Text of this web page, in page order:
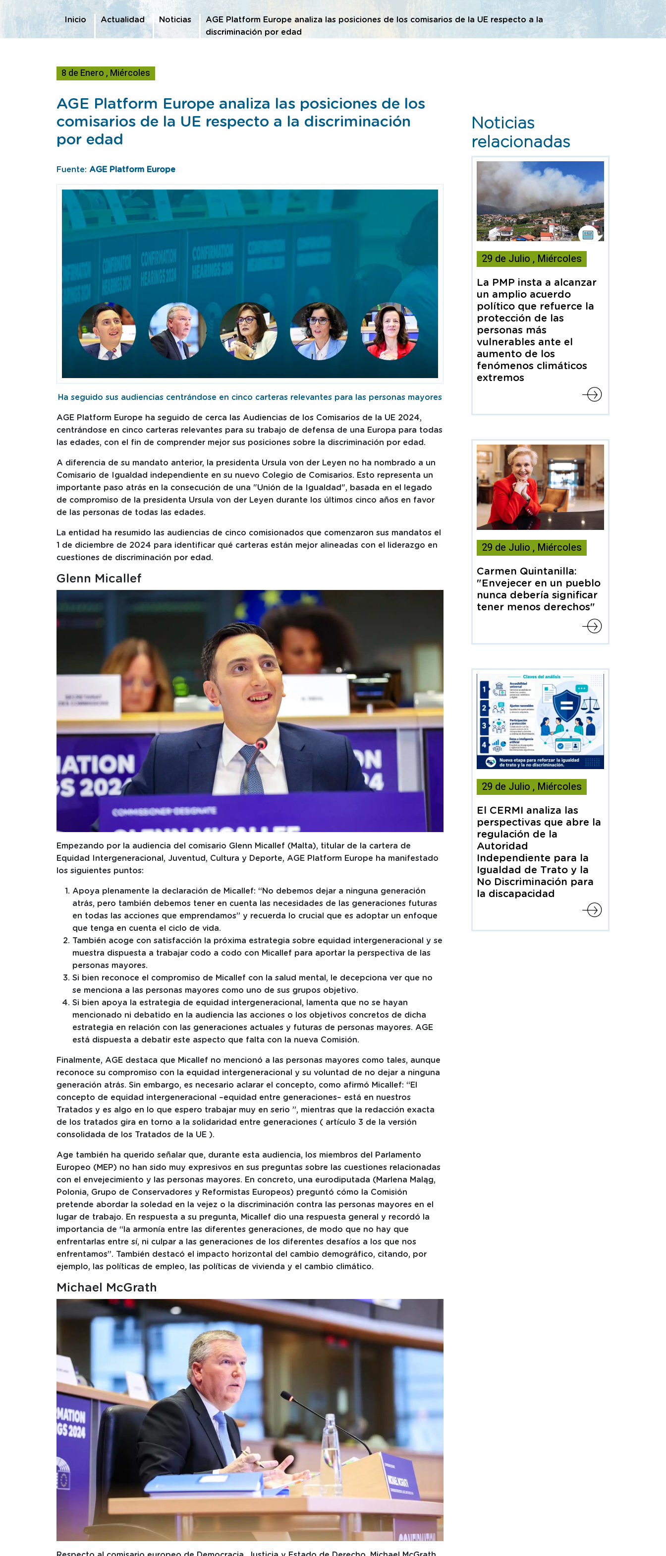
Te encuentras en
Inicio Actualidad Noticias
AGE Platform Europe analiza las posiciones de los comisarios de la UE respecto a la
discriminación por edad
8 de Enero, Miércoles
AGE Platform Europe analiza las posiciones de los
comisarios de la UE respecto a la discriminación
por edad
Fuente: AGE Platform Europe
Ha seguido sus audiencias centrándose en cinco carteras relevantes para las personas mayores
AGE Platform Europe ha seguido de cerca las Audiencias de los Comisarios de la UE 2024,
centrándose en cinco carteras relevantes para su trabajo de defensa de una Europa para todas
las edades, con el fin de comprender mejor sus posiciones sobre la discriminación por edad.
A diferencia de su mandato anterior, la presidenta Ursula von der Leyen no ha nombrado a un
Comisario de Igualdad independiente en su nuevo Colegio de Comisarios. Esto representa un
importante paso atrás en la consecución de una "Unión de la Igualdad", basada en el legado
de compromiso de la presidenta Ursula von der Leyen durante los últimos cinco años en favor
de las personas de todas las edades.
La entidad ha resumido las audiencias de cinco comisionados que comenzaron sus mandatos el
1 de diciembre de 2024 para identificar qué carteras están mejor alineadas con el liderazgo en
cuestiones de discriminación por edad.
Glenn Micallef
Empezando por la audiencia del comisario Glenn Micallef (Malta), titular de la cartera de
Equidad Intergeneracional, Juventud, Cultura y Deporte, AGE Platform Europe ha manifestado
los siguientes puntos:
Apoya plenamente la declaración de Micallef: “No debemos dejar a ninguna generación
atrás, pero también debemos tener en cuenta las necesidades de las generaciones futuras
en todas las acciones que emprendamos” y recuerda lo crucial que es adoptar un enfoque
que tenga en cuenta el ciclo de vida.
También acoge con satisfacción la próxima estrategia sobre equidad intergeneracional y se
muestra dispuesta a trabajar codo a codo con Micallef para aportar la perspectiva de las
personas mayores.
Si bien reconoce el compromiso de Micallef con la salud mental, le decepciona ver que no
se menciona a las personas mayores como uno de sus grupos objetivo.
Si bien apoya la estrategia de equidad intergeneracional, lamenta que no se hayan
mencionado ni debatido en la audiencia las acciones o los objetivos concretos de dicha
estrategia en relación con las generaciones actuales y futuras de personas mayores. AGE
está dispuesta a debatir este aspecto que falta con la nueva Comisión.
Finalmente, AGE destaca que Micallef no mencionó a las personas mayores como tales, aunque
reconoce su compromiso con la equidad intergeneracional y su voluntad de no dejar a ninguna
generación atrás. Sin embargo, es necesario aclarar el concepto, como afirmó Micallef: “El
concepto de equidad intergeneracional –equidad entre generaciones– está en nuestros
Tratados y es algo en lo que espero trabajar muy en serio ”, mientras que la redacción exacta
de los tratados gira en torno a la solidaridad entre generaciones ( artículo 3 de la versión
consolidada de los Tratados de la UE ).
Age también ha querido señalar que, durante esta audiencia, los miembros del Parlamento
Europeo (MEP) no han sido muy expresivos en sus preguntas sobre las cuestiones relacionadas
con el envejecimiento y las personas mayores. En concreto, una eurodiputada (Marlena Maląg,
Polonia, Grupo de Conservadores y Reformistas Europeos) preguntó cómo la Comisión
pretende abordar la soledad en la vejez o la discriminación contra las personas mayores en el
lugar de trabajo. En respuesta a su pregunta, Micallef dio una respuesta general y recordó la
importancia de “la armonía entre las diferentes generaciones, de modo que no hay que
enfrentarlas entre sí, ni culpar a las generaciones de los diferentes desafíos a los que nos
enfrentamos”. También destacó el impacto horizontal del cambio demográfico, citando, por
ejemplo, las políticas de empleo, las políticas de vivienda y el cambio climático.
Michael McGrath
Noticias
relacionadas
Esta
noticia
contiene
Nota
de
29 de Julio , Miércoles
La PMP insta a alcanzar
un amplio acuerdo
político que refuerce la
protección de las
personas más
vulnerables ante el
aumento de los
fenómenos climáticos
extremos
noticia
Articulo
29 de Julio , Miércoles
Carmen Quintanilla:
"Envejecer en un pueblo
nunca debería significar
tener menos derechos"
noticia
Articulo
29 de Julio , Miércoles
El CERMI analiza las
perspectivas que abre la
regulación de la
Autoridad
Independiente para la
Igualdad de Trato y la
No Discriminación para
la discapacidad